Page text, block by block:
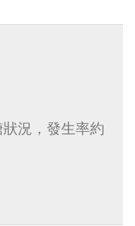
況，發生率約